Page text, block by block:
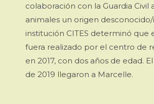
colaboración con la Guardia Civil
animales un origen desconocido/
institución CITES determinó que
fuera realizado por el centro de
en 2017, con dos años de edad.
de 2019 llegaron a Marcelle.